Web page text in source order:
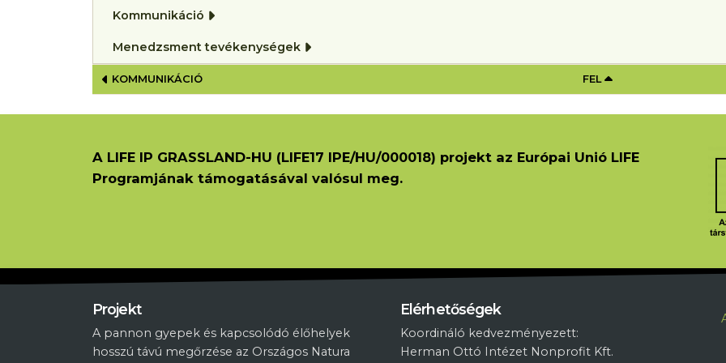
Kommunikáció
Menedzsment tevékenységek
KÖNYV KERESZTHIVATKOZÁSAI EHHEZ: MENEDZSMENT
KOMMUNIKÁCIÓ FEL
A LIFE IP GRASSLAND-HU (LIFE17 IPE/HU/000018) projekt az Európai Unió LIFE
Programjának támogatásával valósul meg.
Projekt
A pannon gyepek és kapcsolódó élőhelyek
hosszú távú megőrzése az Országos Natura
Elérhetőségek
Koordináló kedvezményezett:
Herman Ottó Intézet Nonprofit Kft.